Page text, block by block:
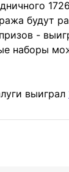
будут
-
наборы
выиграл